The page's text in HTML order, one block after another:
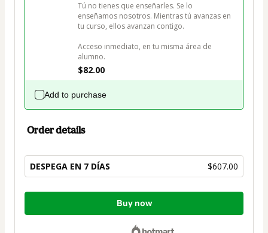
Tú no tienes que enseñarles. Se lo
enseñamos nosotros. Mientras tú avanzas en
tu curso, ellos avanzan contigo.
Acceso inmediato, en tu misma área de
alumno.
$82.00
Add to purchase
Order details
DESPEGA EN 7 DÍAS $607.00
Total
Buy now